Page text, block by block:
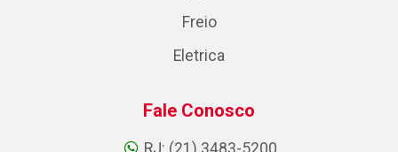
Freio
Eletrica
Fale Conosco